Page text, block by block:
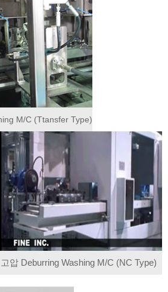
M/C (Ttansfer Type)
고압 Deburring Washing M/C (NC Type)